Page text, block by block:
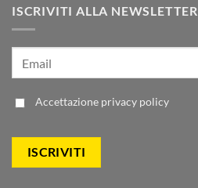
ISCRIVITI ALLA NEWSLETTER
Accettazione privacy policy